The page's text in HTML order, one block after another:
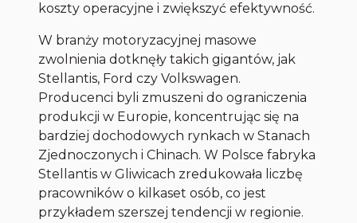
koszty operacyjne i zwiększyć efektywność.
W branży motoryzacyjnej masowe
zwolnienia dotknęły takich gigantów, jak
Stellantis, Ford czy Volkswagen.
Producenci byli zmuszeni do ograniczenia
produkcji w Europie, koncentrując się na
bardziej dochodowych rynkach w Stanach
Zjednoczonych i Chinach. W Polsce fabryka
Stellantis w Gliwicach zredukowała liczbę
pracowników o kilkaset osób, co jest
przykładem szerszej tendencji w regionie.